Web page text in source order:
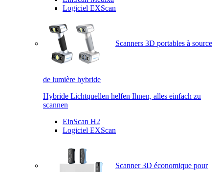
Logiciel EXScan
Scanners 3D portables à source
de lumière hybride
Hybride Lichtquellen helfen Ihnen, alles einfach zu
scannen
EinScan H2
Logiciel EXScan
Scanner 3D économique pour